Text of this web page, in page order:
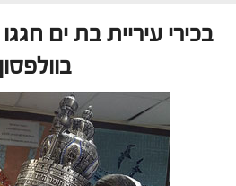
בכירי עיריית בת ים
בוולפסון